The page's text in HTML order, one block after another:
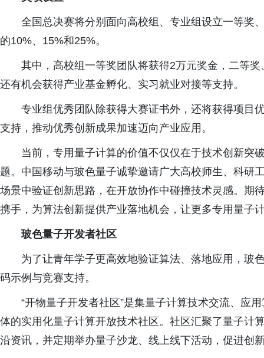
全国总决赛将分别面向高校组、专业组设立一等奖
的10%、15%和25%。
其中，高校组一等奖团队将获得2万元奖金，二等
还有机会获得产业基金孵化、实习就业对接等支持。
专业组优秀团队除获得大赛证书外，还将获得项目
支持，推动优秀创新成果加速迈向产业应用。
当前，专用量子计算的价值不仅仅在于技术创新突
题。中国移动与玻色量子诚挚邀请广大高校师生、科研
场景中验证创新思路，在开放协作中碰撞技术灵感。期
携手，为算法创新提供产业落地机会，让更多专用量子
玻色量子开发者社区
为了让青年学子更高效地验证算法、落地应用，玻
码示例与竞赛支持。
“开物量子开发者社区”是集量子计算技术交流、应
体的实用化量子计算开放技术社区。社区汇聚了量子计
沿资讯，并定期举办量子沙龙、线上线下活动，促进创